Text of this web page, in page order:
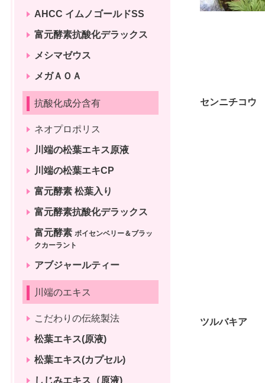
センニチコウ
ツルバキア
AHCC イムノゴールドSS
富元酵素抗酸化デラックス
メシマゼウス
メガＡＯＡ
抗酸化成分含有
ネオプロポリス
川端の松葉エキス原液
川端の松葉エキCP
富元酵素 松葉入り
富元酵素抗酸化デラックス
富元酵素 ボイセンベリー＆ブラッ
クカーラント
アブジャールティー
川端のエキス
こだわりの伝統製法
松葉エキス(原液)
松葉エキス(カプセル)
しじみエキス（原液)